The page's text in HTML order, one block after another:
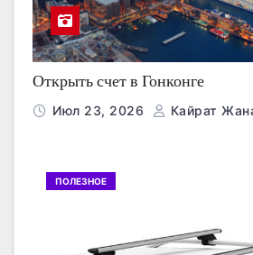
Открыть счет в Гонконге
Июл 23, 2026 Кайрат
ПОЛЕЗНОЕ